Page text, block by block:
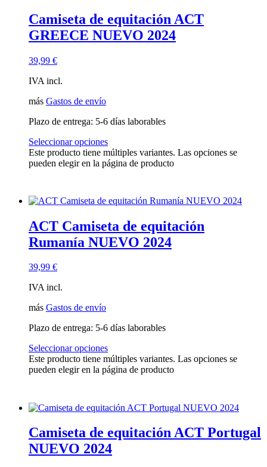
Camiseta de equitación ACT
GREECE NUEVO 2024
39,99 €
IVA incl.
más Gastos de envío
Plazo de entrega: 5-6 días laborables
Seleccionar opciones
Este producto tiene múltiples variantes. Las opciones se
pueden elegir en la página de producto
ACT Camiseta de equitación
Rumanía NUEVO 2024
39,99 €
IVA incl.
más Gastos de envío
Plazo de entrega: 5-6 días laborables
Seleccionar opciones
Este producto tiene múltiples variantes. Las opciones se
pueden elegir en la página de producto
Camiseta de equitación ACT Portugal
NUEVO 2024